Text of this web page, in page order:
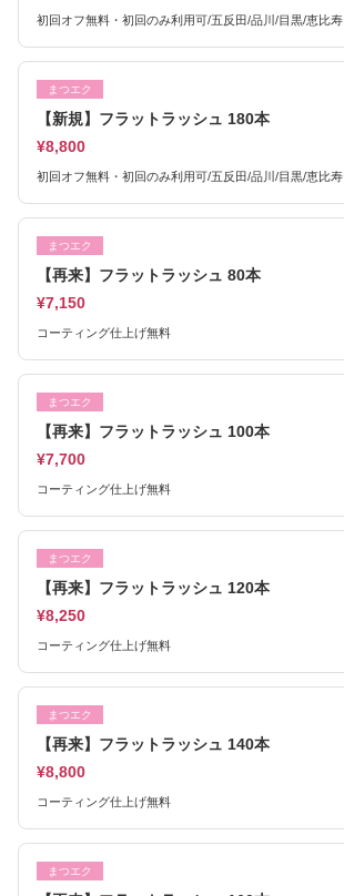
初回オフ無料・初回のみ利用可/五反田/品川/目黒/恵比寿
まつエク
【新規】フラットラッシュ 180本
¥8,800
初回オフ無料・初回のみ利用可/五反田/品川/目黒/恵比寿
まつエク
【再来】フラットラッシュ 80本
¥7,150
コーティング仕上げ無料
まつエク
【再来】フラットラッシュ 100本
¥7,700
コーティング仕上げ無料
まつエク
【再来】フラットラッシュ 120本
¥8,250
コーティング仕上げ無料
まつエク
【再来】フラットラッシュ 140本
¥8,800
コーティング仕上げ無料
まつエク